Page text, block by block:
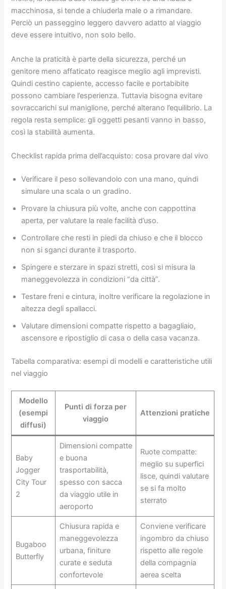
macchinosa, si tende a chiuderla male o a rimandare.
Perciò un passeggino leggero davvero adatto al viaggio
deve essere intuitivo, non solo bello.
Anche la praticità è parte della sicurezza, perché un
genitore meno affaticato reagisce meglio agli imprevisti.
Quindi cestino capiente, accesso facile e portabibite
possono cambiare l’esperienza. Tuttavia bisogna evitare
sovraccarichi sul maniglione, perché alterano l’equilibrio. La
regola resta semplice: gli oggetti pesanti vanno in basso,
così la stabilità aumenta.
Checklist rapida prima dell’acquisto: cosa provare dal vivo
Verificare il peso sollevandolo con una mano, quindi
simulare una scala o un gradino.
Provare la chiusura più volte, anche con cappottina
aperta, per valutare la reale facilità d’uso.
Controllare che resti in piedi da chiuso e che il blocco
non si sganci durante il trasporto.
Spingere e sterzare in spazi stretti, così si misura la
maneggevolezza in condizioni “da città”.
Testare freni e cintura, inoltre verificare la regolazione in
altezza degli spallacci.
Valutare dimensioni compatte rispetto a bagagliaio,
ascensore e ripostiglio di casa o della casa vacanza.
Tabella comparativa: esempi di modelli e caratteristiche utili
nel viaggio
Modello
(esempi
diffusi)
Punti di forza per
viaggio
Attenzioni pratiche
Baby
Jogger
City Tour
2
Dimensioni compatte
e buona
trasportabilità,
spesso con sacca
da viaggio utile in
aeroporto
Ruote compatte:
meglio su superfici
lisce, quindi valutare
se si fa molto
sterrato
Bugaboo
Butterfly
Chiusura rapida e
maneggevolezza
urbana, finiture
curate e seduta
confortevole
Conviene verificare
ingombro da chiuso
rispetto alle regole
della compagnia
aerea scelta